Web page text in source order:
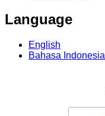
Language
English
Bahasa Indonesia